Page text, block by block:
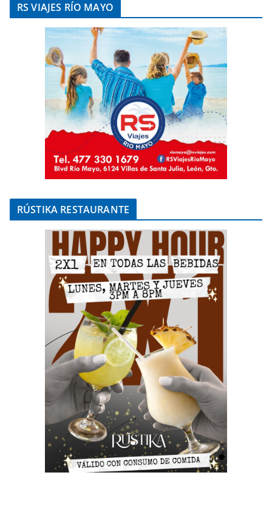
RS VIAJES RÍO MAYO
RÚSTIKA RESTAURANTE